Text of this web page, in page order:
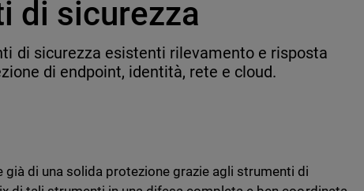
di sicurezza
di sicurezza esistenti rilevamento e risposta
di endpoint, identità, rete e cloud.
di una solida protezione grazie agli strumenti di